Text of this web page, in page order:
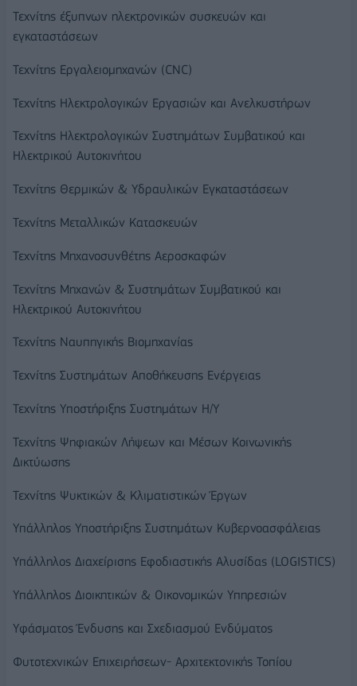
Τεχνίτης έξυπνων ηλεκτρονικών συσκευών και
εγκαταστάσεων
Τεχνίτης Εργαλειομηχανών (CNC)
Τεχνίτης Ηλεκτρολογικών Εργασιών και Ανελκυστήρων
Τεχνίτης Ηλεκτρολογικών Συστημάτων Συμβατικού και
Ηλεκτρικού Αυτοκινήτου
Τεχνίτης Θερμικών & Υδραυλικών Εγκαταστάσεων
Τεχνίτης Μεταλλικών Κατασκευών
Τεχνίτης Μηχανοσυνθέτης Αεροσκαφών
Τεχνίτης Μηχανών & Συστημάτων Συμβατικού και
Ηλεκτρικού Αυτοκινήτου
Τεχνίτης Ναυπηγικής Βιομηχανίας
Τεχνίτης Συστημάτων Αποθήκευσης Ενέργειας
Τεχνίτης Υποστήριξης Συστημάτων Η/Υ
Τεχνίτης Ψηφιακών Λήψεων και Μέσων Κοινωνικής
Δικτύωσης
Τεχνίτης Ψυκτικών & Κλιματιστικών Έργων
Υπάλληλος Υποστήριξης Συστημάτων Κυβερνοασφάλειας
Υπάλληλος Διαχείρισης Εφοδιαστικής Αλυσίδας (LOGISTICS)
Υπάλληλος Διοικητικών & Οικονομικών Υπηρεσιών
Υφάσματος Ένδυσης και Σχεδιασμού Ενδύματος
Φυτοτεχνικών Επιχειρήσεων- Αρχιτεκτονικής Τοπίου